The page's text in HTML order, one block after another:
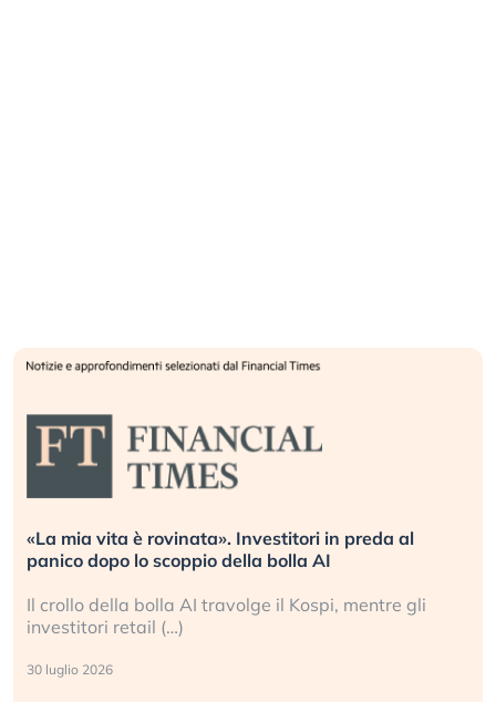
Investitori in preda al
bolla AI
il Kospi, mentre gli
Quando la finanza pesa
L’America sta ripetendo
La ricchezza mondiale